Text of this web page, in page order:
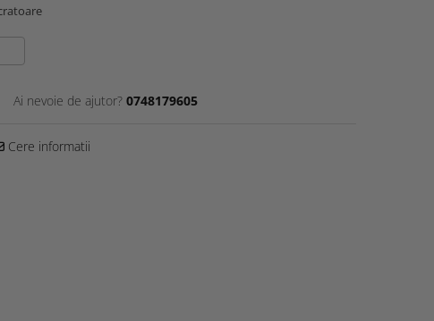
Ai nevoie de ajutor? 0748179605
Cere informatii